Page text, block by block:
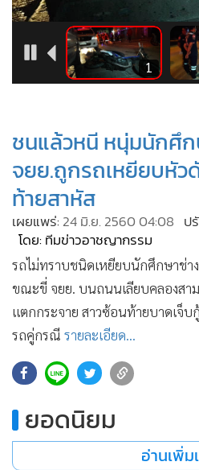
• Cyber BIZ
ผู้จัดกวน
Good health & Well-being
• Green Innovation & SD
• MGR Live
• การเมือง
• ท่องเที่ยว
กีฬา
• ต่างประเทศ
• Special Scoop
• เศรษฐกิจ-ธุรกิจ
• จีน
• ชุมชน-คุณภาพชีวิต
• อาชญากรรม
• Motoring
•
•
ชนแล้วหนี หนุ่มนักศึ
จยย.ถูกรถเหยียบหั
ท้ายสาหัส
เผยแพร่: 24 มิ.ย. 2560 04:08 ป
โดย: ทีมข่าวอาชญากรรม
รถไม่ทราบชนิดเหยียบนักศึกษาช่า
ขณะขี่ จยย. บนถนนเลียบคลองสา
แตกกระจาย สาวซ้อนท้ายบาดเจ็บ
รถคู่กรณี รายละเอียด...
ยอดนิยม
อ่านเพิ่ม
1